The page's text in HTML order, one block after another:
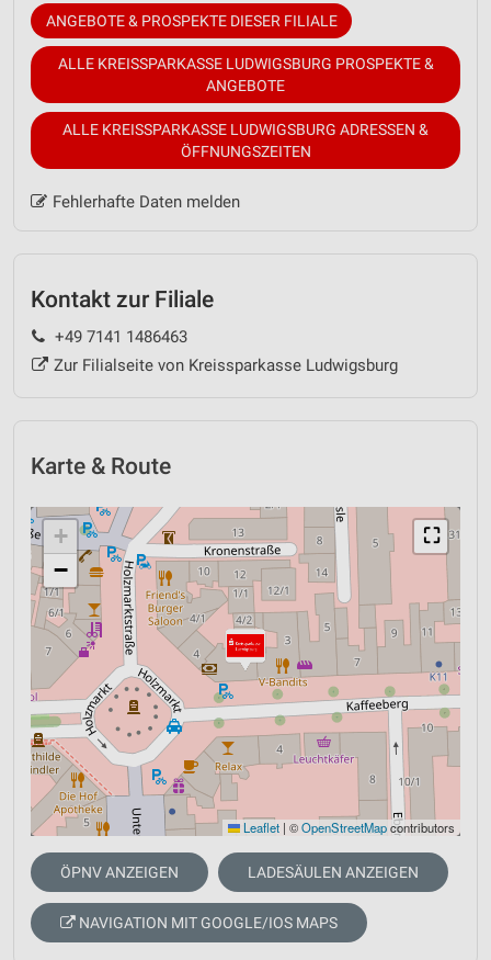
ANGEBOTE & PROSPEKTE DIESER FILIALE
ALLE KREISSPARKASSE LUDWIGSBURG PROSPEKTE &
ANGEBOTE
ALLE KREISSPARKASSE LUDWIGSBURG ADRESSEN &
ÖFFNUNGSZEITEN
Fehlerhafte Daten melden
Kontakt zur Filiale
+49 7141 1486463
Zur Filialseite von Kreissparkasse Ludwigsburg
Karte & Route
⛶
+
−
Leaflet | ©OpenStreetMapcontributors
ÖPNV ANZEIGEN LADESÄULEN ANZEIGEN
NAVIGATION MIT GOOGLE/IOS MAPS